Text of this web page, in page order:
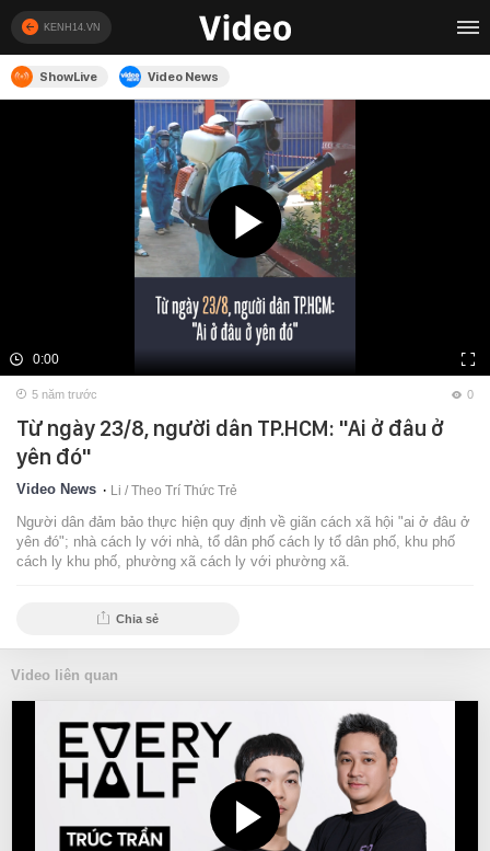
KENH14.VN
ShowLive Video News
0:00
5 năm trước 0
Từ ngày 23/8, người dân TP.HCM: "Ai ở đâu ở
yên đó"
Video News Li / Theo Trí Thức Trẻ
Người dân đảm bảo thực hiện quy định về giãn cách xã hội "ai ở đâu ở
yên đó"; nhà cách ly với nhà, tổ dân phố cách ly tổ dân phố, khu phố
cách ly khu phố, phường xã cách ly với phường xã.
Chia sẻ
Video liên quan